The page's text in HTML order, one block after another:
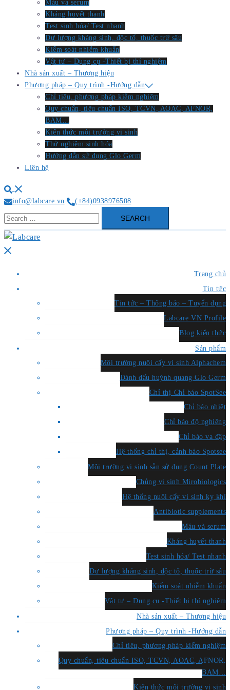
Máu và serum
Kháng huyết thanh
Test sinh hóa/ Test nhanh
Dư lượng kháng sinh, độc tố, thuốc trừ sâu
Kiểm soát nhiễm khuẩn
Vật tư – Dụng cụ -Thiết bị thí nghiệm
Nhà sản xuất – Thương hiệu
Phương pháp – Quy trình -Hướng dẫn
Chỉ tiêu, phương pháp kiểm nghiệm
Quy chuẩn, tiêu chuẩn ISO, TCVN, AOAC, AFNOR,
BAM…
Kiến thức môi trường vi sinh
Thử nghiệm sinh hóa
Hướng dẫn sử dụng Glo Germ
Liên hệ
Search
info@labcare.vn
(+84)0938976508
Search
for:
Close
Trang chủ
Tin tức
Tin tức – Thông báo – Tuyển dụng
Labcare VN Profile
Blog kiến thức
Sản phẩm
Môi trường nuôi cấy vi sinh Alphachem
Đánh dấu huỳnh quang Glo Germ
Chỉ thị-Chỉ báo SpotSee
Chỉ báo nhiệt
Chỉ báo độ nghiêng
Chỉ báo va đập
Hệ thống chỉ thị, cảnh báo Spotsee
Môi trường vi sinh sẵn sử dụng Count Plate
Chủng vi sinh Mirobiologics
Hệ thống nuôi cấy vi sinh kỵ khí
Antibiotic supplements
Máu và serum
Kháng huyết thanh
Test sinh hóa/ Test nhanh
Dư lượng kháng sinh, độc tố, thuốc trừ sâu
Kiểm soát nhiễm khuẩn
Vật tư – Dụng cụ -Thiết bị thí nghiệm
Nhà sản xuất – Thương hiệu
Phương pháp – Quy trình -Hướng dẫn
Chỉ tiêu, phương pháp kiểm nghiệm
Quy chuẩn, tiêu chuẩn ISO, TCVN, AOAC, AFNOR,
BAM…
Kiến thức môi trường vi sinh